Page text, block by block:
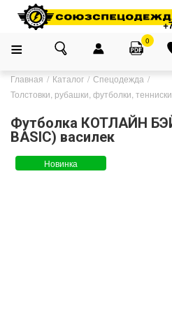
0
Главная Каталог
Спецодежда
Толстовки, рубашки, футболки, тенниски
Футболка КОТЛАЙН
BASIC) василек
Новинка